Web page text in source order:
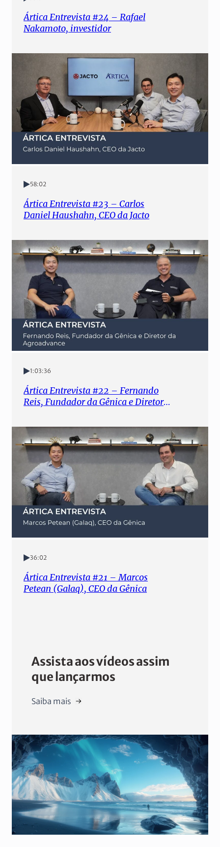
Ártica Entrevista #24 – Rafael
Nakamoto, investidor
58:02
Ártica Entrevista #23 – Carlos
Daniel Haushahn, CEO da Jacto
1:03:36
Ártica Entrevista #22 – Fernando
Reis, Fundador da Gênica e Diretor
36:02
Ártica Entrevista #21 – Marcos
Petean (Galaq), CEO da Gênica
Assista aos vídeos assim
que lançarmos
Saiba mais